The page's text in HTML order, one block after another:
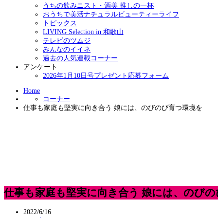
うちの飲みニスト・酒美 推しの一杯
おうちで美活ナチュラルビューティーライフ
トピックス
LIVING Selection in 和歌山
テレビのツムジ
みんなのイイネ
過去の人気連載コーナー
アンケート
2026年1月10日号プレゼント応募フォーム
Home
コーナー
仕事も家庭も堅実に向き合う 娘には、のびのび育つ環境を
仕事も家庭も堅実に向き合う 娘には、のび
2022/6/16